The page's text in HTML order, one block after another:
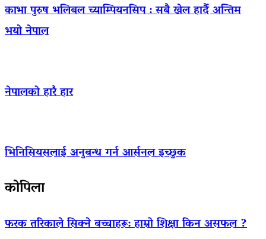
काभा पुरुष भलिबल च्याम्पियनसिप : सबै खेल हार्दै अन्तिम
भयो नेपाल
नेपालको हारै हार
भिनिसियसलाई अनुबन्ध गर्न आर्सनल इच्छुक
कोपिला
फरक तरिकाले सिक्ने बच्चाहरू: हाम्रो शिक्षा किन असफल ?